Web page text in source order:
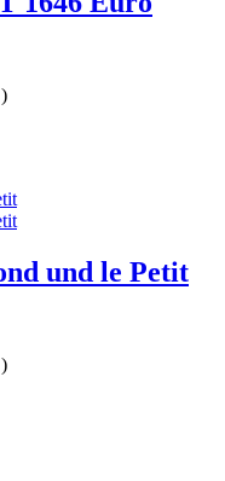
)
und le Petit
)